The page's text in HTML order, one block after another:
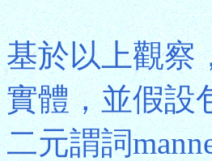
基於以上觀察
實體，並假設
二元謂詞